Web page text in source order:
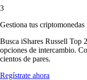
3
Gestiona tus criptomonedas
Busca iShares Russell Top
opciones de intercambio.
cientos de pares.
Regístrate ahora